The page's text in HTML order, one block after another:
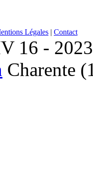
Légales | Contact
16 -
Charente